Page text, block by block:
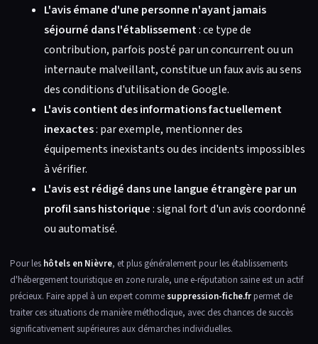
L'avis émane d'une personne n'ayant jamais
séjourné dans l'établissement: ce type de
contribution, parfois posté par un concurrent ou un
internaute malveillant, constitue un faux avis au sens
des conditions d'utilisation de Google.
L'avis contient des informations factuellement
inexactes: par exemple, mentionner des
équipements inexistants ou des incidents impossibles
à vérifier.
L'avis est rédigé dans une langue étrangère par un
profil sans historique: signal fort d'un avis coordonné
ou automatisé.
Pour les hôtels en Nièvre, et plus généralement pour les établissements
d'hébergement touristique en zone rurale, une e-réputation saine est un actif
précieux. Faire appel à un expert commesuppression-fiche.fr permet de
traiter ces situations de manière méthodique, avec des chances de succès
significativement supérieures aux démarches individuelles.